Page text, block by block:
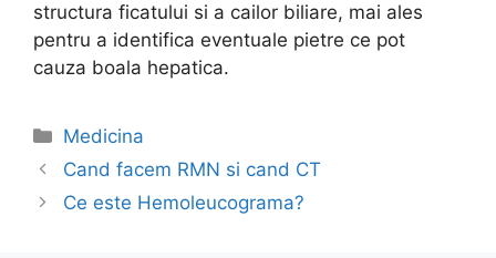
structura ficatului si a cailor biliare, mai ales
pentru a identifica eventuale pietre ce pot
cauza boala hepatica.
Categories
Medicina
Post
navigation
Cand facem RMN si cand CT
Ce este Hemoleucograma?